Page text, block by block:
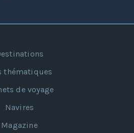
thématiques
de voyage
Navires
Magazine